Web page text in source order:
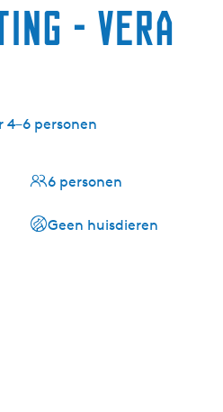
- Vera
4–6 personen
6 personen
Geen huisdieren